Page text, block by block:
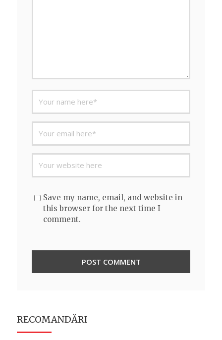
Save my name, email, and website in
this browser for the next time I
comment.
RECOMANDĂRI